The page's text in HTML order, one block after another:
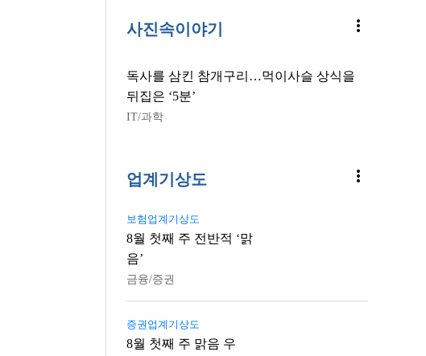
사진속이야기 more_vert
독사를 삼킨 참개구리…먹이사슬 상식을
뒤집은 ‘5분’
IT/과학
업계기상도 more_vert
보험업계기상도
8월 첫째 주 전반적 ‘맑
음’
금융/증권
증권업계기상도
8월 첫째 주 맑음 우